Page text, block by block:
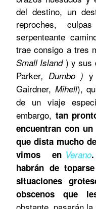
del destino, un
reproches,
serpenteante
trae consigo a tres
Small Island ) y sus
Parker, Dumbo )
Gairdner, Mihell),
de un viaje
embargo, tan
encuentran con
que dista mucho
vimos en Verano
habrán de
situaciones
obscenos que